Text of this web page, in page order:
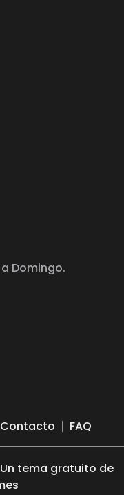
Domingo.
Contacto FAQ
tema gratuito de